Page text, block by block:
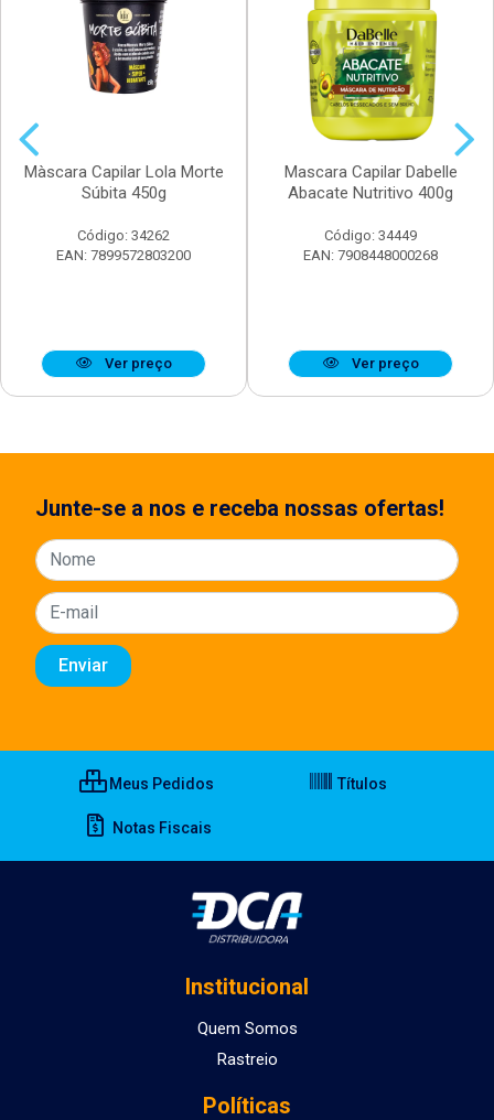
Màscara Capilar Lola Morte
Súbita 450g
Código: 34262
EAN: 7899572803200
Ver preço
Mascara Capilar Dabelle
Abacate Nutritivo 400g
Código: 34449
EAN: 7908448000268
Ver preço
Junte-se a nos e receba nossas ofertas!
Meus Pedidos Títulos
Notas Fiscais
Institucional
Quem Somos
Rastreio
Políticas